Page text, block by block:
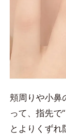
頬周りや小鼻
って、指先で
とよりくずれ